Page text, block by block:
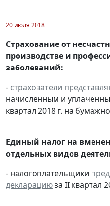
20 июля 2018
Страхование от
производстве и
заболеваний:
- страхователи
начисленным и
квартал 2018 г. на
Единый налог на
отдельных видов
- налогоплательщики
декларациюза II квартал